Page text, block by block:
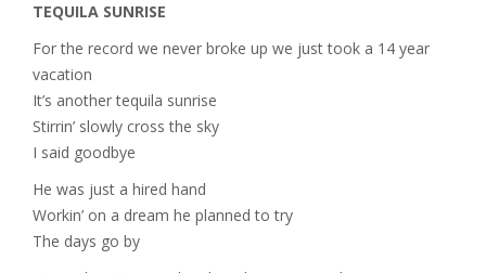
TEQUILA SUNRISE
For the record we never broke up we just took a 14 year
vacation
It’s another tequila sunrise
Stirrin’ slowly cross the sky
I said goodbye
He was just a hired hand
Workin’ on a dream he planned to try
The days go by